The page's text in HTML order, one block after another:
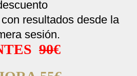
resultados desde la
sesión.
90€